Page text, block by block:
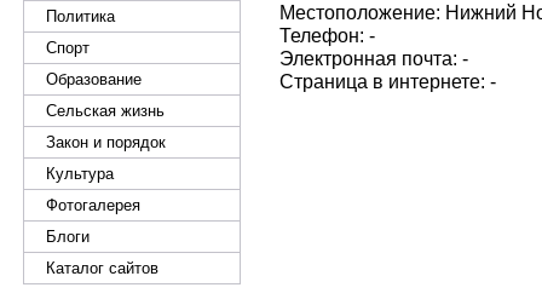
Политика
Спорт
Образование
Сельская жизнь
Закон и порядок
Культура
Фотогалерея
Блоги
Каталог сайтов
Местоположение: Нижний
Телефон: -
Электронная почта: -
Страница в интернете: -